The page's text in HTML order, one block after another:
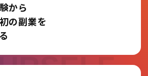
から
の副業を